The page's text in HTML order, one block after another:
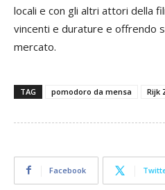
locali e con gli altri attori della
vincenti e durature e offrendo
mercato.
TAG pomodoro da mensa Rijk
Facebook